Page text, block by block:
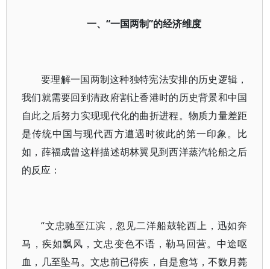
一、“一国两制”的经济维度
要理解一国两制这种独特宪法安排的历史逻辑，
我们就需要回到清政府割让香港时的历史背景和中国
自此之后努力实现现代化的曲折进程。物质力量差距
是传统中国与现代西方遭遇时彼此的第一印象。比
如，薛福成曾这样描述胡林翼见到西洋蒸汽轮船之后
的反应：
“文忠驰至江滨，忽见二洋船鼓轮西上，迅如奔
马，疾如飘风，文忠变色不语，勒马回营。中途呕
血，几至坠马。文忠前已得疾，自是愈笃，不数月薨